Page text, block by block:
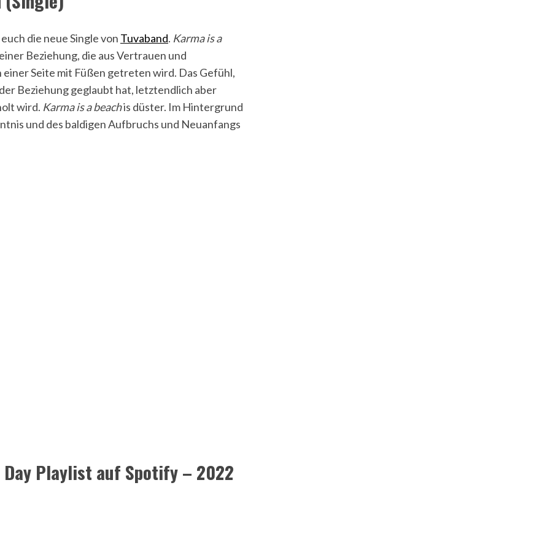
die neue Single von Tuvaband. Karma is a
Beziehung, die aus Vertrauen und
Seite mit Füßen getreten wird. Das Gefühl,
Beziehung geglaubt hat, letztendlich aber
wird. Karma is a beachis düster. Im Hintergrund
und des baldigen Aufbruchs und Neuanfangs
Playlist auf Spotify – 2022